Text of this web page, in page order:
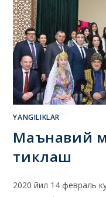
YANGILIKLAR
Маънавий
тиклаш
2020 йил 14 февраль
Заҳириддин